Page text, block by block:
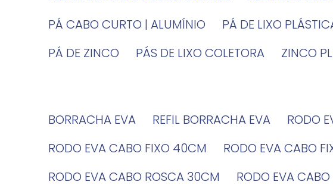
PÁ CABO CURTO | ALUMÍNIO
PÁ DE LIXO
PÁ DE ZINCO
PÁS DE LIXO COLETORA
ZINCO
BORRACHA EVA
REFIL BORRACHA EVA RODO
RODO EVA CABO FIXO 40CM
RODO EVA CABO
RODO EVA CABO ROSCA 30CM
RODO EVA